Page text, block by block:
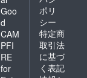
Goo
d
CAM
PFI
RE
for
ポリ
シー
特定商
取引法
に基づ
く表記